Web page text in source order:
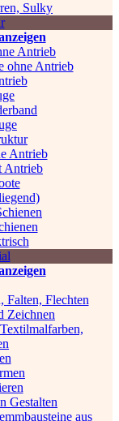
Sulky
Antrieb
ohne Antrieb
Antrieb
Antrieb
Falten, Flechten
Zeichnen
Gestalten
aus